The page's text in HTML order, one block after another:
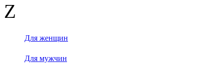
Z
Для женщин
Для мужчин